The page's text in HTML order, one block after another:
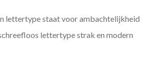
lettertype staat voor ambachtelijkheid
lettertype strak en modern